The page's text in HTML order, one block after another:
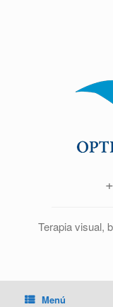
Terapia visual,
Menú